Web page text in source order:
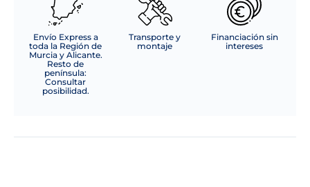
Envío Express a
toda la Región de
Murcia y Alicante.
Resto de
península:
Consultar
posibilidad.
Transporte y
montaje
Financiación sin
intereses